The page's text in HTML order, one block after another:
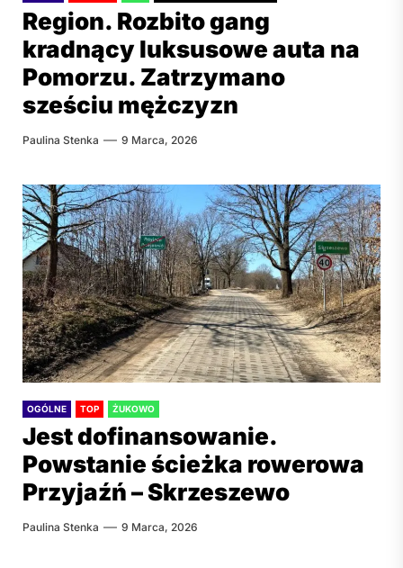
Region. Rozbito gang
kradnący luksusowe auta na
Pomorzu. Zatrzymano
sześciu mężczyzn
Paulina Stenka 9 Marca, 2026
OGÓLNE TOP ŻUKOWO
Jest dofinansowanie.
Powstanie ścieżka rowerowa
Przyjaźń – Skrzeszewo
Paulina Stenka 9 Marca, 2026